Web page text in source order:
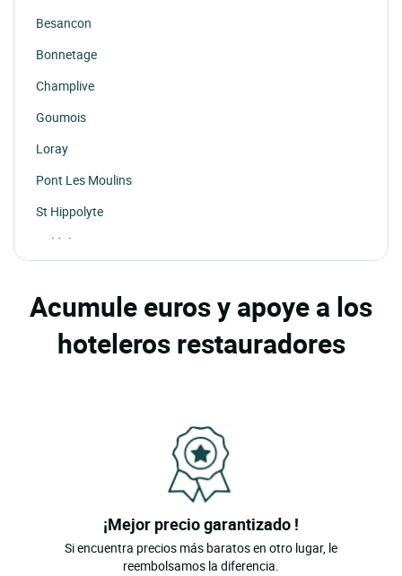
Besancon
Bonnetage
Champlive
Goumois
Loray
Pont Les Moulins
St Hippolyte
Valdahon
Geneuille
Grand'combe Chateleu
Acumule euros y apoye a los
hoteleros restauradores
¡Mejor precio garantizado !
Si encuentra precios más baratos en otro lugar, le
reembolsamos la diferencia.